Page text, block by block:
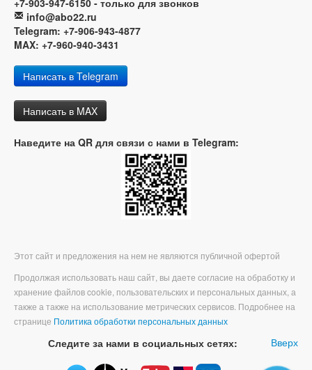
info@abo22.ru
Telegram: +7-906-943-4877
MAX: +7-960-940-3431
Написать в Telegram
Написать в MAX
Наведите на QR для связи с нами в Telegram:
Этот сайт и предложения на нем не являются публичной офертой
Продолжая использовать наш сайт, вы даете согласие на обработку и
хранение файлов cookie, пользовательских и персональных данных, а
также а также на использование метрических сервисов. Подробнее на
странице Политика обработки персональных данных
Вверх
Следите за нами в социальных сетях: